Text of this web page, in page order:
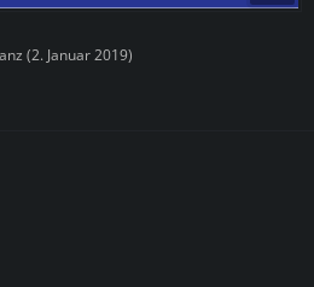
(2. Januar 2019)